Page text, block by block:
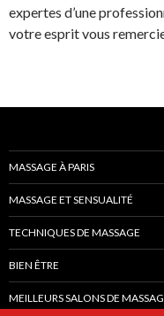
expertes d’une
votre esprit vous
MASSAGE À PARIS
MASSAGE ET SENSUALITÉ
TECHNIQUES DE MASSAGE
BIEN ÊTRE
MEILLEURS SALONS DE